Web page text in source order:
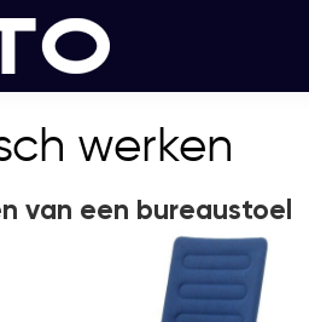
werken
van een bureaustoel